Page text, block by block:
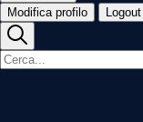
Modifica profilo Logout